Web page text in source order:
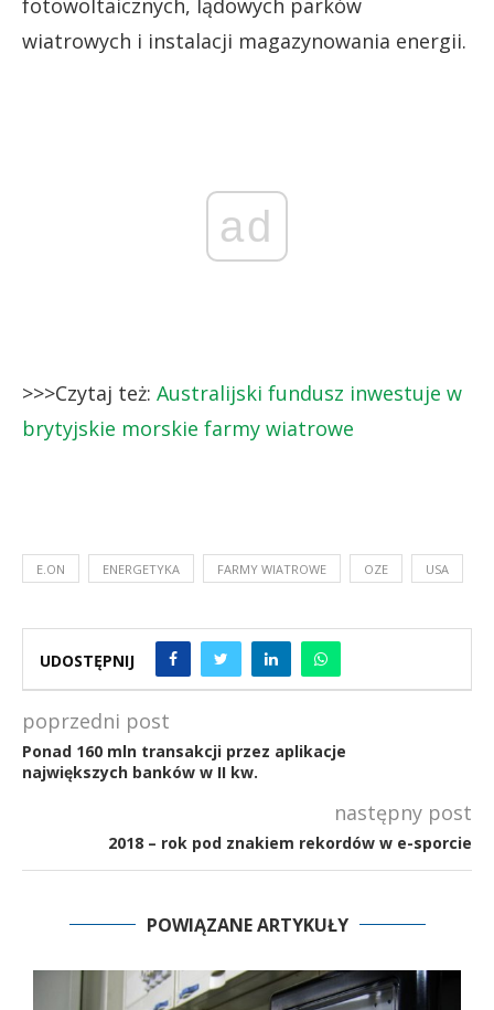
fotowoltaicznych, lądowych parków
wiatrowych i instalacji magazynowania energii.
ad
>>>Czytaj też: Australijski fundusz inwestuje w
brytyjskie morskie farmy wiatrowe
E.ON ENERGETYKA FARMY WIATROWE OZE USA
UDOSTĘPNIJ
poprzedni post
Ponad 160 mln transakcji przez aplikacje
największych banków w II kw.
następny post
2018 – rok pod znakiem rekordów w e-sporcie
POWIĄZANE ARTYKUŁY